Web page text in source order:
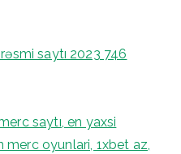
rəsmi saytı 2023 746
saytı, en yaxsi
merc oyunlari, 1xbet az,